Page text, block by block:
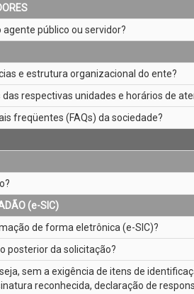
público ou servidor?
e estrutura organizacional do ente?
respectivas unidades e horários de
freqüentes (FAQs) da sociedade?
(e­-SIC)
de forma eletrônica (e­-SIC)?
posterior da solicitação?
sem a exigência de itens de
reconhecida, declaração de